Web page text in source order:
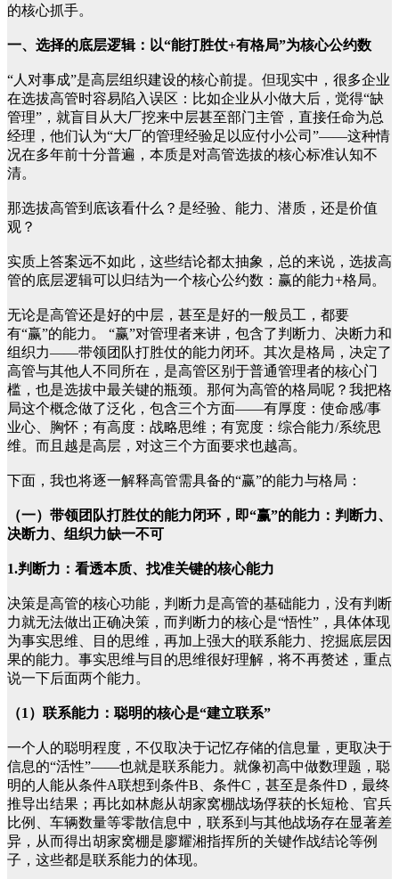
的核心抓手。
一、选择的底层逻辑：以“能打胜仗+有格局”为核心公约数
“人对事成”是高层组织建设的核心前提。但现实中，很多企业
在选拔高管时容易陷入误区：比如企业从小做大后，觉得“缺
管理”，就盲目从大厂挖来中层甚至部门主管，直接任命为总
经理，他们认为“大厂的管理经验足以应付小公司”——这种情
况在多年前十分普遍，本质是对高管选拔的核心标准认知不
清。
那选拔高管到底该看什么？是经验、能力、潜质，还是价值
观？
实质上答案远不如此，这些结论都太抽象，总的来说，选拔高
管的底层逻辑可以归结为一个核心公约数：赢的能力+格局。
无论是高管还是好的中层，甚至是好的一般员工，都要
有“赢”的能力。 “赢”对管理者来讲，包含了判断力、决断力和
组织力——带领团队打胜仗的能力闭环。其次是格局，决定了
高管与其他人不同所在，是高管区别于普通管理者的核心门
槛，也是选拔中最关键的瓶颈。那何为高管的格局呢？我把格
局这个概念做了泛化，包含三个方面——有厚度：使命感/事
业心、胸怀；有高度：战略思维；有宽度：综合能力/系统思
维。而且越是高层，对这三个方面要求也越高。
下面，我也将逐一解释高管需具备的“赢”的能力与格局：
（一）带领团队打胜仗的能力闭环，即“赢”的能力：判断力、
决断力、组织力缺一不可
1.判断力：看透本质、找准关键的核心能力
决策是高管的核心功能，判断力是高管的基础能力，没有判断
力就无法做出正确决策，而判断力的核心是“悟性”，具体体现
为事实思维、目的思维，再加上强大的联系能力、挖掘底层因
果的能力。事实思维与目的思维很好理解，将不再赘述，重点
说一下后面两个能力。
（1）联系能力：聪明的核心是“建立联系”
一个人的聪明程度，不仅取决于记忆存储的信息量，更取决于
信息的“活性”——也就是联系能力。就像初高中做数理题，聪
明的人能从条件A联想到条件B、条件C，甚至是条件D，最终
推导出结果；再比如林彪从胡家窝棚战场俘获的长短枪、官兵
比例、车辆数量等零散信息中，联系到与其他战场存在显著差
异，从而得出胡家窝棚是廖耀湘指挥所的关键作战结论等例
子，这些都是联系能力的体现。